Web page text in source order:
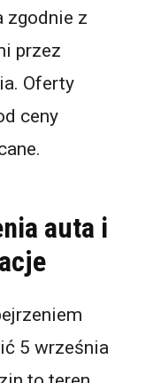
zgodnie z
przez
Oferty
ceny
auta i
5 września